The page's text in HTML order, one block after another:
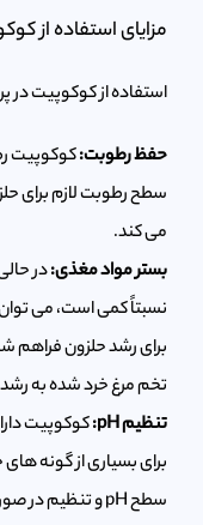
مزایای استفاده از
استفاده از کوکوپیت در
حفظ رطوبت:کوکوپیت
سطح رطوبت لازم برای
می کند.
بستر مواد مغذی:در
نسبتاً کمی است، می توان
برای رشد حلزون فراهم
تخم مرغ خرد شده به
تنظیم pH:
برای بسیاری از گونه
سطح pH و تنظیم در صورت لزوم بسیار مهم است.